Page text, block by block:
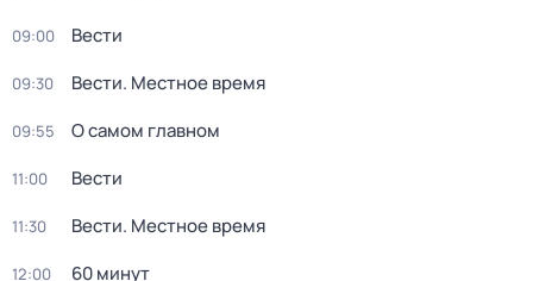
09:00 Вести
09:30 Вести. Местное время
09:55 О самом главном
11:00 Вести
11:30 Вести. Местное время
12:00 60 минут